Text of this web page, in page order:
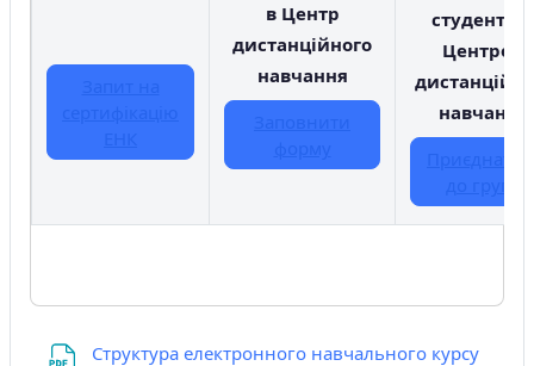
в Центр
дистанційного
навчання
студентів
Центром
навчання
Структура електронного навчального курсу